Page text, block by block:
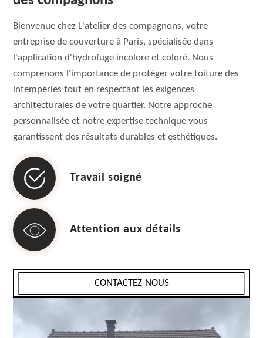
Bienvenue chez L'atelier des compagnons, votre
entreprise de couverture à Paris, spécialisée dans
l'application d'hydrofuge incolore et coloré. Nous
comprenons l'importance de protéger votre toiture des
intempéries tout en respectant les exigences
architecturales de votre quartier. Notre approche
personnalisée et notre expertise technique vous
garantissent des résultats durables et esthétiques.
Travail soigné
Attention aux détails
CONTACTEZ-NOUS